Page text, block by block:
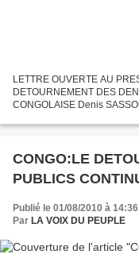
LETTRE OUVERTE AU
DETOURNEMENT DES
CONGOLAISE Denis
Gilbert ONDONGO,...
CONGO:LE
PUBLICS
Publié le 01/08/2010 à 14:36
Par LA VOIX DU PEUPLE